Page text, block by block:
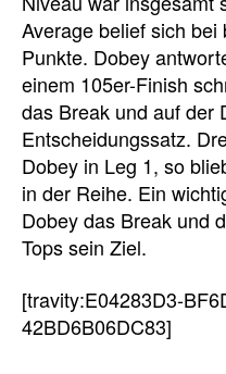
Average belief sich
Punkte. Dobey
einem 105er-Finish
das Break und auf der
Entscheidungssatz.
Dobey in Leg 1, so
in der Reihe. Ein
Dobey das Break und
Tops sein Ziel.
[travity:E04283D3-
42BD6B06DC83]